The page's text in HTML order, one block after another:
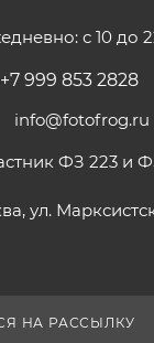
с 10 до
+7 999 853 2828
info@fotofrog.ru
ФЗ 223 и
ул.
НА РАССЫЛКУ